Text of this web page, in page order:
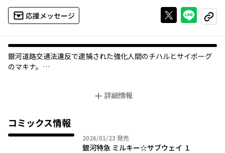
応援メッセージ Xで投稿する
ライン
コピー
銀河道路交通法違反で逮捕された強化人間のチハルとサイボーグ
のマキナ。
官・リョーコが全員に課したのは、奉仕活動として惑星間走行列
簡単な任務だったはずが、やがて大事件に巻き込まれていってし
まう！
©亀山陽平／タイタン工業
詳細情報
コミックス情報
2026/01/23 2026年01月23日
発売
銀河特急 ミルキー☆サブウェイ １